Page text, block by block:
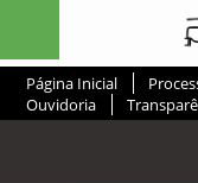
Página Inicial
Ouvidoria